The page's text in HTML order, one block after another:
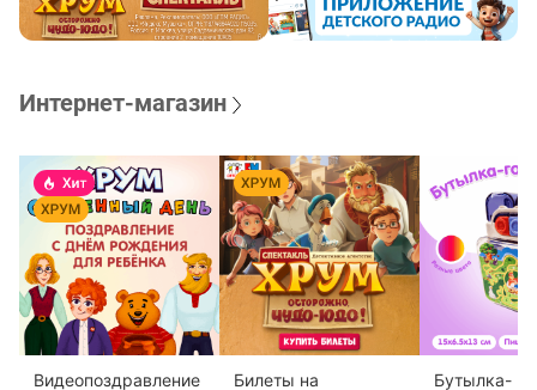
Интернет-магазин
Видеопоздравление
Билеты на
Бутылка-